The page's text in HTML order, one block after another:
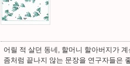
어릴 적 살던 동네, 할머니 할아버지가
좀처럼 끝나지 않는 문장을 연구자들은